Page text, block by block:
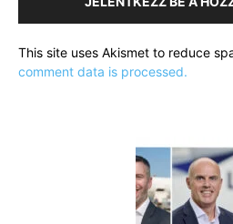
This site uses Akismet to reduce
comment data is processed.